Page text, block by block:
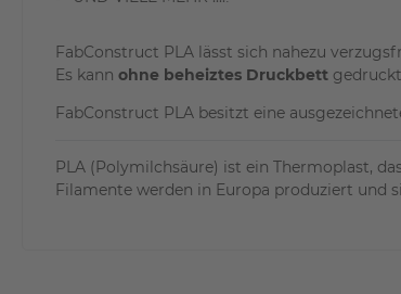
FabConstruct PLA lässt sich nahezu
Es kann ohne beheiztes Druckbett
FabConstruct PLA besitzt eine
PLA (Polymilchsäure) ist ein Thermoplast,
Filamente werden in Europa produziert und